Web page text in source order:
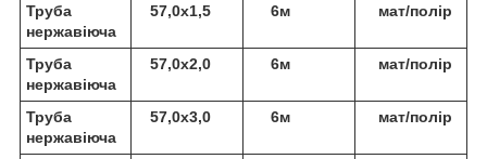
Труба
нержавіюча
57,0х1,5 6м мат/полір
Труба
нержавіюча
57,0х2,0 6м мат/полір
Труба
нержавіюча
57,0х3,0 6м мат/полір